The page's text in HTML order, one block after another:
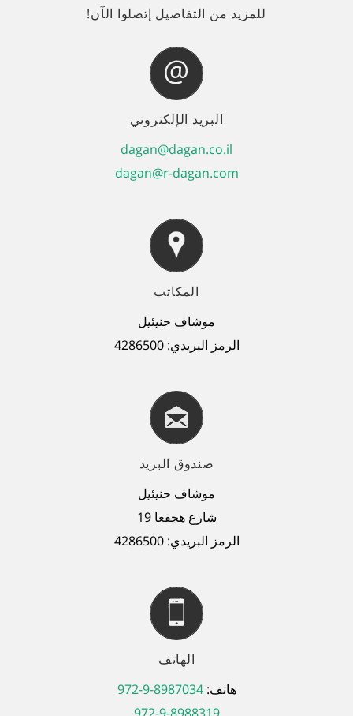
للمزيد من التفاصيل إتصلوا الآن!
البريد الإلكتروني
dagan@dagan.co.il
dagan@r-dagan.com
المكاتب
موشاف حنيئيل
الرمز البريدي: 4286500
صندوق البريد
موشاف حنيئيل
شارع هجفعا 19
الرمز البريدي: 4286500
الهاتف
هاتف:
972-9-8987034